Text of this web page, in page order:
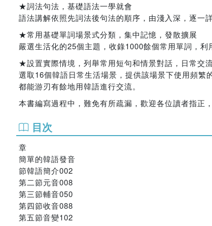
★詞法句法，基礎語法一學就會
語法講解依照先詞法後句法的順序，由淺入深，逐一
★常用基礎單詞場景式分類，集中記憶，發散擴展
嚴選生活化的25個主題，收錄1000餘個常用單詞，
★設置實際情境，列舉常用短句和情景對話，日常交
選取16個韓語日常生活場景，提供該場景下使用頻
都能游刃有餘地用韓語進行交流。
本書編寫過程中，難免有所疏漏，歡迎各位讀者指正
目次
章
簡單的韓語發音
節韓語簡介002
第二節元音008
第三節輔音050
第四節收音088
第五節音變102